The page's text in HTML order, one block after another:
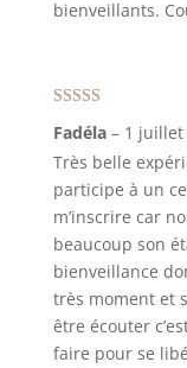
bienveillants.
Fadéla – 1 juillet
Très belle
participe à un
m’inscrire car
beaucoup son
bienveillance
très moment et
être écouter
faire pour se